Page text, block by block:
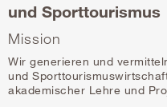
und Sporttourismus
Mission
Wir generieren und
und
akademischer Lehre und